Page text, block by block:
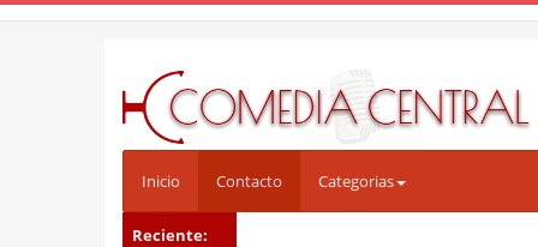
Inicio Contacto Categorias
Reciente: